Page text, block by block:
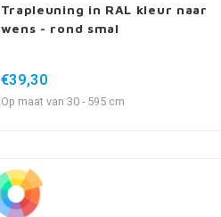
Trapleuning in RAL kleur naar
wens - rond smal
€39,30
Op maat van 30 - 595 cm